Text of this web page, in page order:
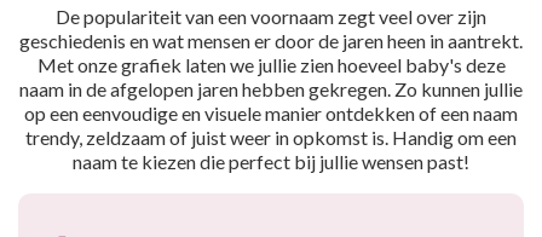
De populariteit van een voornaam zegt veel over zijn
geschiedenis en wat mensen er door de jaren heen in aantrekt.
Met onze grafiek laten we jullie zien hoeveel baby's deze
naam in de afgelopen jaren hebben gekregen. Zo kunnen jullie
op een eenvoudige en visuele manier ontdekken of een naam
trendy, zeldzaam of juist weer in opkomst is. Handig om een
naam te kiezen die perfect bij jullie wensen past!
Popularité du
prénom Eliyah par
année
2021
5